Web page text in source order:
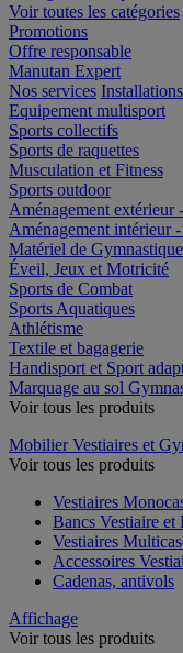
Voir toutes les catégories
Promotions
Offre responsable
Manutan Expert
Nos services
Equipement multisport
Sports collectifs
Sports de raquettes
Musculation et Fitness
Sports outdoor
Aménagement extérieur
Aménagement intérieur
Matériel de
Éveil, Jeux et Motricité
Sports de Combat
Sports Aquatiques
Athlétisme
Textile et bagagerie
Handisport et Sport
Marquage au sol
Voir tous les produits
Mobilier Vestiaires et
Voir tous les produits
Vestiaires
Bancs Vestiaire et
Vestiaires
Accessoires
Cadenas, antivols
Affichage
Voir tous les produits